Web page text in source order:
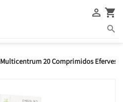

 
Multicentrum 20 Comprimidos